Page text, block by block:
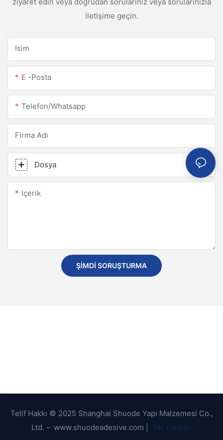
iletişime geçin.
Isim
E -posta
Telefon/whatsapp
Firma Adı
Dosya
Içerik
ŞIMDI SORUŞTURMA
Telif Hakkı © 2025 Shanghai Shuode Yapı Malzemesi Co.,
Ltd. - www.shuodeadesive.com |
Yer haritası